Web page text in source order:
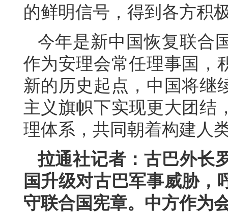
的鲜明信号，得到各方积
今年是新中国恢复联合
作为安理会常任理事国，
新的历史起点，中国将继
主义旗帜下实现更大团结
理体系，共同朝着构建人
拉通社记者：古巴外长
国升级对古巴军事威胁，
守联合国宪章。中方作为